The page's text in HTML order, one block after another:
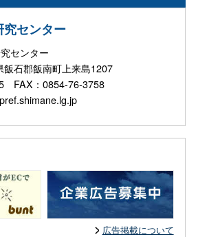
究センター
センター
石郡飯南町上来島1207
FAX：0854-76-3758
広告掲載について